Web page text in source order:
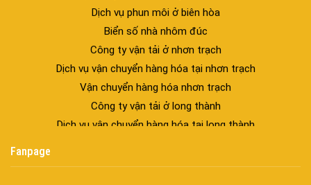
Công ty vận tải ở nhơn trạch
Dịch vụ vận chuyển hàng hóa tại nhơn trạch
Vận chuyển hàng hóa nhơn trạch
Công ty vận tải ở long thành
Dịch vụ vận chuyển hàng hóa tại long thành
Vận chuyển hàng hóa long thành
Công ty vận tải ở trảng bom
Fanpage